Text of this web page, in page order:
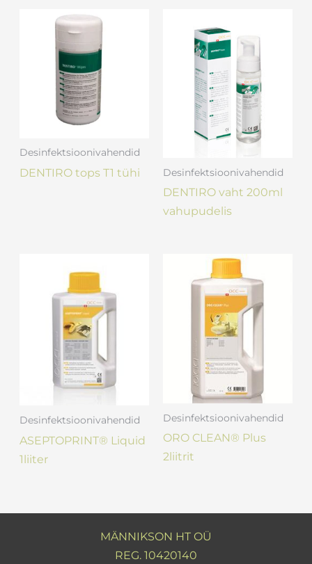
Desinfektsioonivahendid
DENTIRO tops T1 tühi Desinfektsioonivahendid
DENTIRO vaht 200ml
vahupudelis
Desinfektsioonivahendid
ASEPTOPRINT® Liquid
1liiter
Desinfektsioonivahendid
ORO CLEAN® Plus
2liitrit
MÄNNIKSON HT OÜ
REG. 10420140